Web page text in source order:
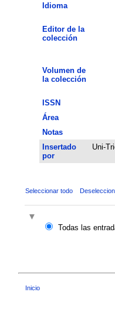
Idioma
Editor de la
colección
Volumen de
la colección
ISSN
Área
Notas
Insertado
por
Uni-
Seleccionar todo
Todas las
Inicio